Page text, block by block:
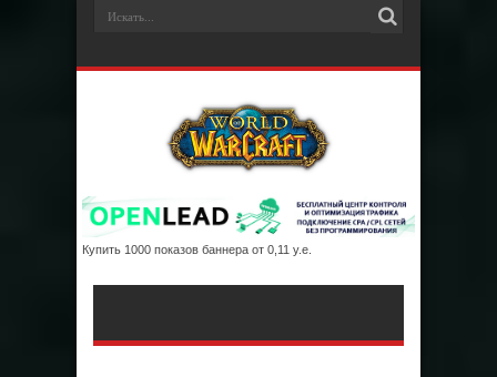
Купить 1000 показов баннера от 0,11 у.е.